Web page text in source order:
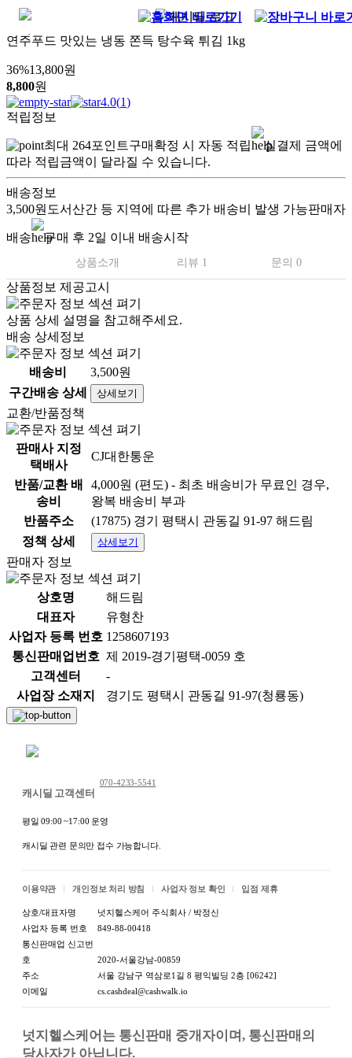
연주푸드 맛있는 냉동 쫀득 탕수육 튀김 1kg
36%13,800원
8,800원
4.0(1)
적립정보
최대 264포인트구매확정 시 자동 적립
실결제 금액에
따라 적립금액이 달라질 수 있습니다.
배송정보
3,500원 도서산간 등 지역에 따른 추가 배송비 발생 가능판매자
배송 구매 후 2일 이내 배송시작
상품소개 리뷰 1 문의 0
상품정보 제공고시
상품 상세 설명을 참고해주세요.
배송 상세정보
배송비
3,500원
구간배송 상세
상세보기
교환/반품정책
판매사 지정
택배사
CJ대한통운
반품/교환 배
송비
4,000원 (편도) - 최초 배송비가 무료인 경우,
왕복 배송비 부과
반품주소
(17875) 경기 평택시 관동길 91-97 해드림
정책 상세
상세보기
판매자 정보
상호명
해드림
대표자
유형찬
사업자 등록 번호 1258607193
통신판매업번호 제 2019-경기평택-0059 호
고객센터
-
사업장 소재지
경기도 평택시 관동길 91-97(청룡동)
캐시딜 고객센터
070-4233-5541
평일 09:00 ~17:00 운영
캐시딜 관련 문의만 접수 가능합니다.
이용약관 개인정보 처리 방침 사업자 정보 확인 입점 제휴
상호/대표자명
넛지헬스케어 주식회사 / 박정신
사업자 등록 번호
849-88-00418
통신판매업 신고번
호
2020-서울강남-00859
주소
서울 강남구 역삼로1길 8 평익빌딩 2층 [06242]
이메일
cs.cashdeal@cashwalk.io
넛지헬스케어는 통신판매 중개자이며, 통신판매의
당사자가 아닙니다.